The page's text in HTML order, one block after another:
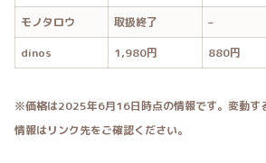
モノタロウ 取扱終了 –
dinos
1,980円 880円
※価格は2025年6月16日時点の情報です。変動す
情報はリンク先をご確認ください。